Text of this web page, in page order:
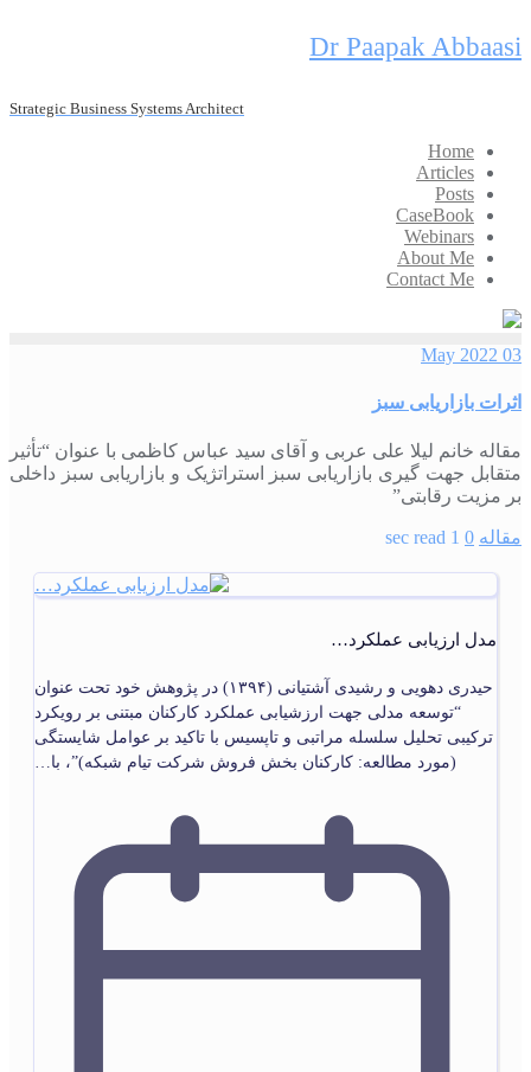
Skip
to
Dr Paapak Abbaasi
Strategic Business Systems Architect
Home
Articles
Posts
CaseBook
Webinars
About Me
Contact Me
03 May 2022
اثرات بازاریابی سبز
مقاله خانم لیلا علی عربی و آقای سید عباس کاظمی با عنوان “تأثیر
متقابل جهت گیری بازاریابی سبز استراتژیک و بازاریابی سبز داخلی
بر مزیت رقابتی”
مقاله 0
1 sec read
مدل ارزیابی عملکرد…
حیدری دهویی و رشیدی آشتیانی (۱۳۹۴) در پژوهش خود تحت عنوان
“توسعه مدلی جهت ارزشیابی عملکرد کارکنان مبتنی بر رویکرد
ترکیبی تحلیل سلسله مراتبی و تاپسیس با تاکید بر عوامل شایستگی
(مورد مطالعه: کارکنان بخش فروش شرکت تیام شبکه)”، با…